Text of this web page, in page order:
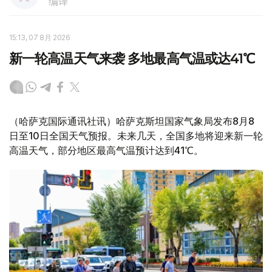
15:13, 07 8月 2026
新一轮高温天气来袭 多地最高气温或达41℃
（哈萨克国际通讯社讯）哈萨克斯坦国家气象局发布8月8
日至10日全国天气预报。未来几天，全国多地将迎来新一轮
高温天气，部分地区最高气温预计达到41℃。